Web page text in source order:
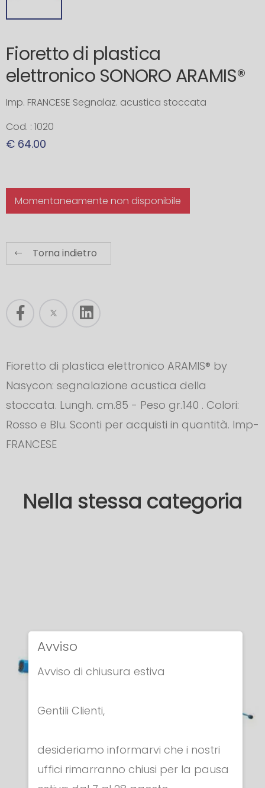
Fioretto di plastica
elettronico SONORO ARAMIS®
Imp. FRANCESE Segnalaz. acustica stoccata
Cod. : 1020
€ 64.00
Momentaneamente non disponibile
Torna indietro
Fioretto di plastica elettronico ARAMIS® by
Nasycon: segnalazione acustica della
stoccata. Lungh. cm.85 - Peso gr.140 . Colori:
Rosso e Blu. Sconti per acquisti in quantità. Imp-
FRANCESE
Nella stessa categoria
Avviso
Avviso di chiusura estiva
Gentili Clienti,
desideriamo informarvi che i nostri
uffici rimarranno chiusi per la pausa